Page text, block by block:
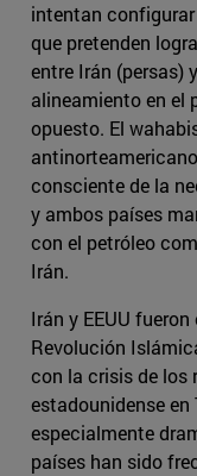
intentan
que pretenden
entre Irán (persas)
alineamiento en el
opuesto. El
consciente de la
y ambos países
con el petróleo
Irán.
Irán y EEUU
Revolución
con la crisis de los
estadounidense
especialmente
países han sido